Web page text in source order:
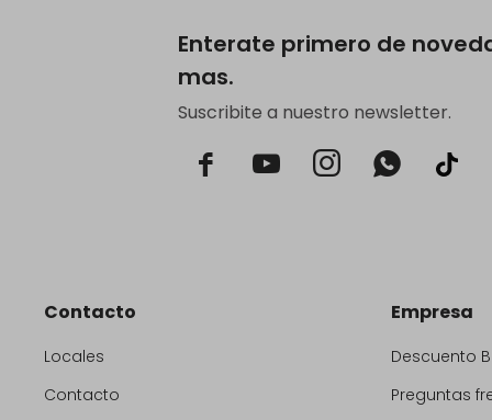
Enterate primero de
mas.
Suscribite a nuestro newsletter.
  
Contacto
Locales
Contacto
Empresa
Descuento
Preguntas